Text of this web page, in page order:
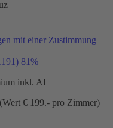
mit einer Zustimmung
81%
inkl. AI
€ 199.- pro Zimmer)